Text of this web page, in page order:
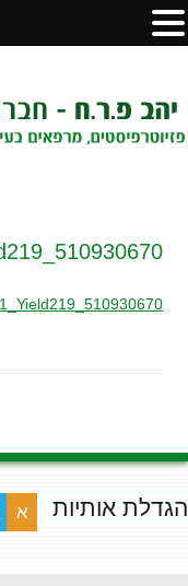
510930670_g1471_Yield219
510930670_g1471_Yield219
הגדלת אותיות א